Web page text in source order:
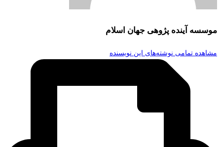
موسسه آینده پژوهی جهان اسلام
مشاهده تمامی نوشته‌های این نویسنده